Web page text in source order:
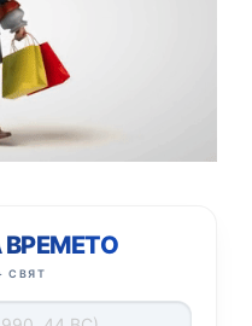
СВЯТ